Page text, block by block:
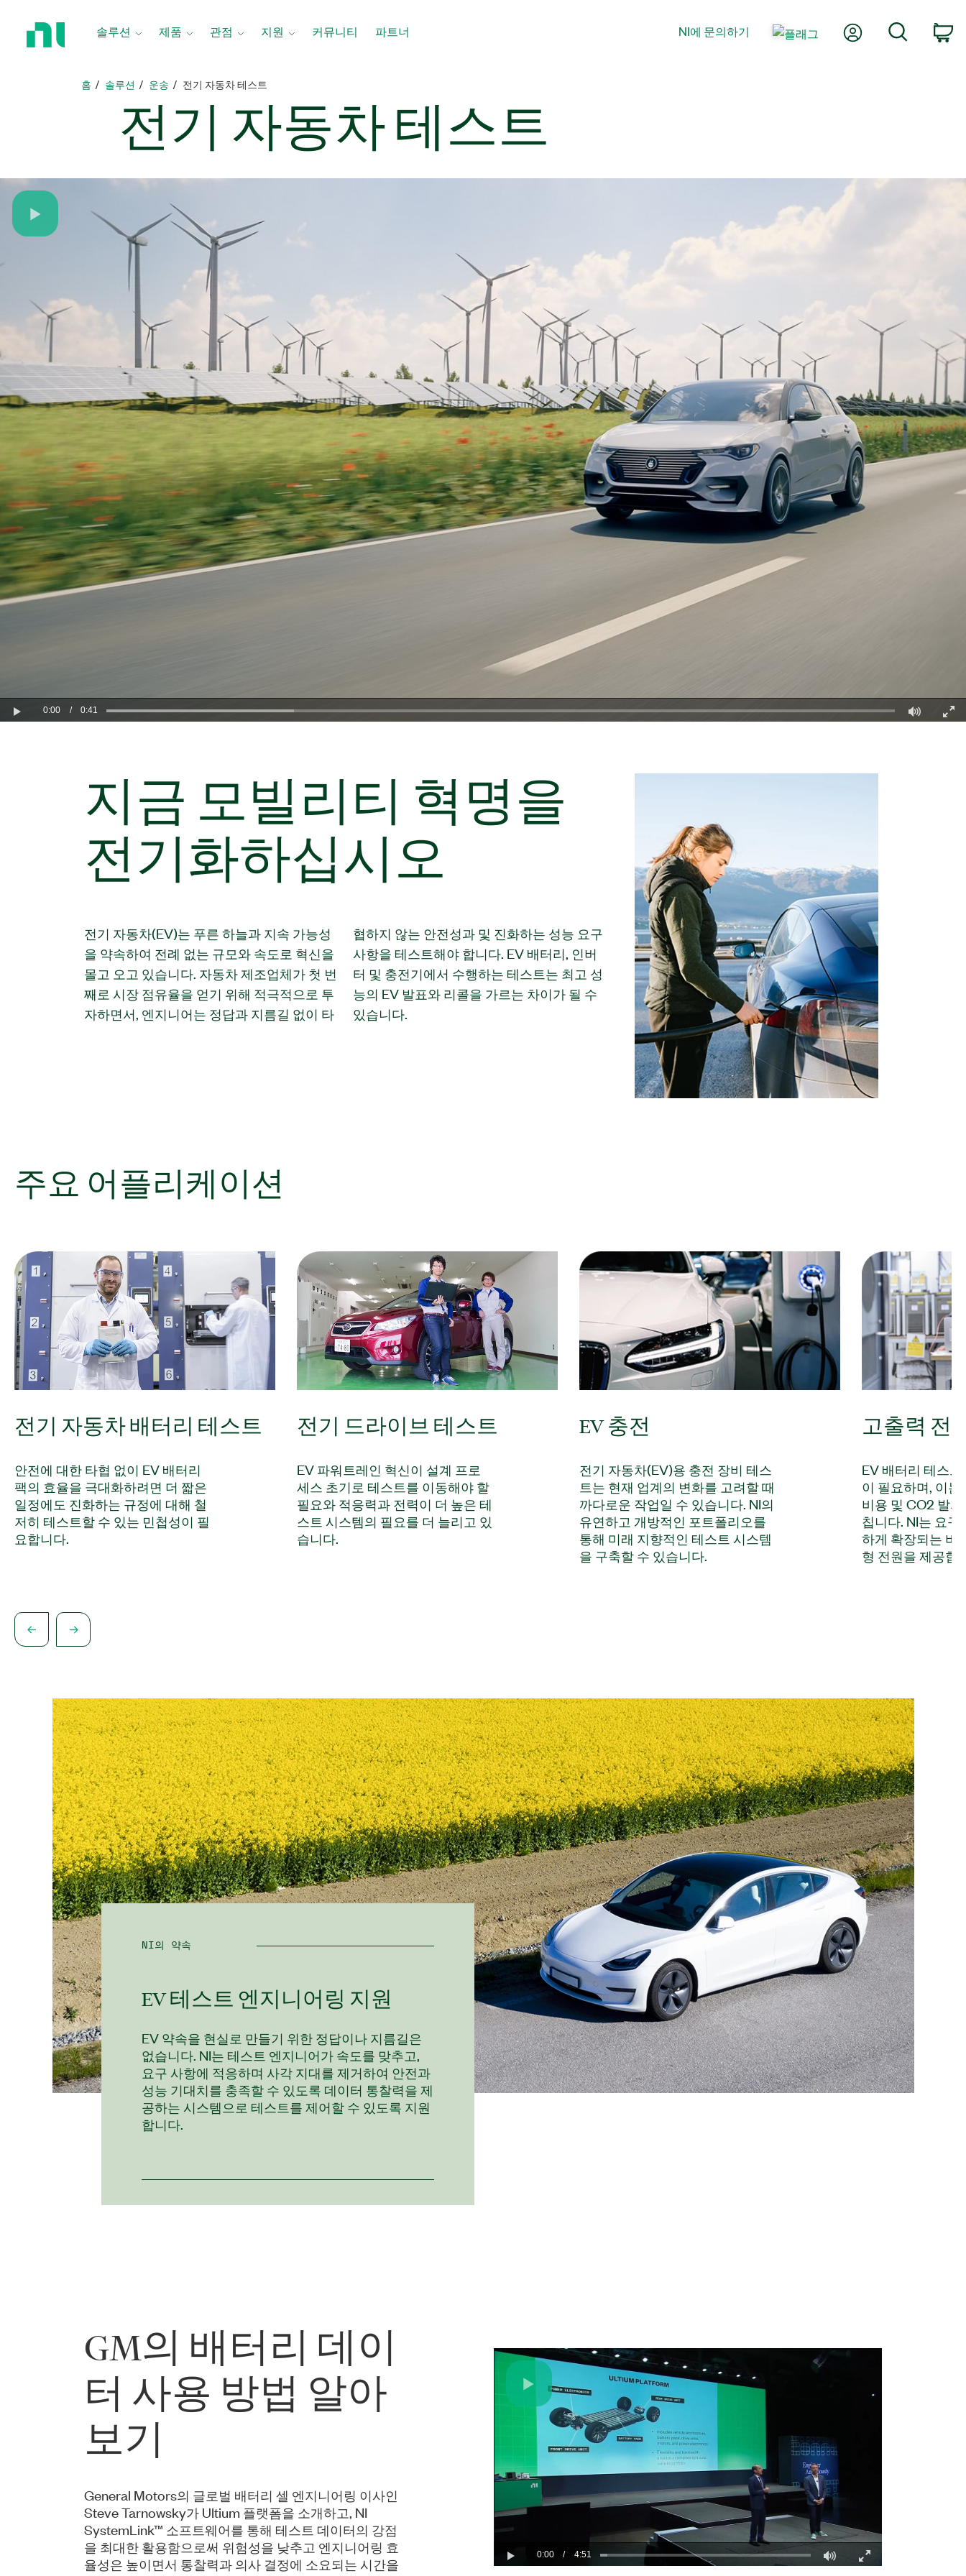
솔루션 제품 관점 지원 커뮤니티 파트너 NI에 문의하기 내 계정
홈 솔루션 운송 전기 자동차 테스트
전기 자동차 테스트
Play
0:00 /
0:41
지금 모빌리티 혁명을
전기화하십시오
전기 자동차(EV)는 푸른 하늘과 지속 가능성
을 약속하여 전례 없는 규모와 속도로 혁신을
몰고 오고 있습니다. 자동차 제조업체가 첫 번
째로 시장 점유율을 얻기 위해 적극적으로 투
자하면서, 엔지니어는 정답과 지름길 없이 타
협하지 않는 안전성과 및 진화하는 성능 요구
사항을 테스트해야 합니다. EV 배터리, 인버
터 및 충전기에서 수행하는 테스트는 최고 성
능의 EV 발표와 리콜을 가르는 차이가 될 수
있습니다.
주요 어플리케이션
전기 자동차 배터리 테스트
안전에 대한 타협 없이 EV 배터리
팩의 효율을 극대화하려면 더 짧은
일정에도 진화하는 규정에 대해 철
저히 테스트할 수 있는 민첩성이 필
요합니다.
전기 드라이브 테스트
EV 파워트레인 혁신이 설계 프로
세스 초기로 테스트를 이동해야 할
필요와 적응력과 전력이 더 높은 테
스트 시스템의 필요를 더 늘리고 있
습니다.
EV 충전
전기 자동차(EV)용 충전 장비 테스
트는 현재 업계의 변화를 고려할 때
까다로운 작업일 수 있습니다. NI의
유연하고 개방적인 포트폴리오를
통해 미래 지향적인 테스트 시스템
을 구축할 수 있습니다.
고출력 전
EV 배터리 테스
이 필요하며, 이는
비용 및 CO2 발
칩니다. NI는 요
하게 확장되는 비
형 전원을 제공합
NI의 약속
EV 테스트 엔지니어링 지원
EV 약속을 현실로 만들기 위한 정답이나 지름길은
없습니다. NI는 테스트 엔지니어가 속도를 맞추고,
요구 사항에 적응하며 사각 지대를 제거하여 안전과
성능 기대치를 충족할 수 있도록 데이터 통찰력을 제
공하는 시스템으로 테스트를 제어할 수 있도록 지원
합니다.
GM의 배터리 데이
터 사용 방법 알아
보기
Play
0:00 /
4:51
Fullscreen
General Motors의 글로벌 배터리 셀 엔지니어링 이사인
Steve Tarnowsky가 Ultium 플랫폼을 소개하고, NI
SystemLink™ 소프트웨어를 통해 테스트 데이터의 강점
을 최대한 활용함으로써 위험성을 낮추고 엔지니어링 효
율성은 높이면서 통찰력과 의사 결정에 소요되는 시간을